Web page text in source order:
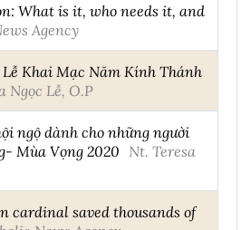
What is it, who needs it, and
Agency
Khai Mạc Năm Kính Thánh
Ngọc Lễ, O.P
ngộ dành cho những người
Mùa Vọng 2020 Nt. Teresa
cardinal saved thousands of